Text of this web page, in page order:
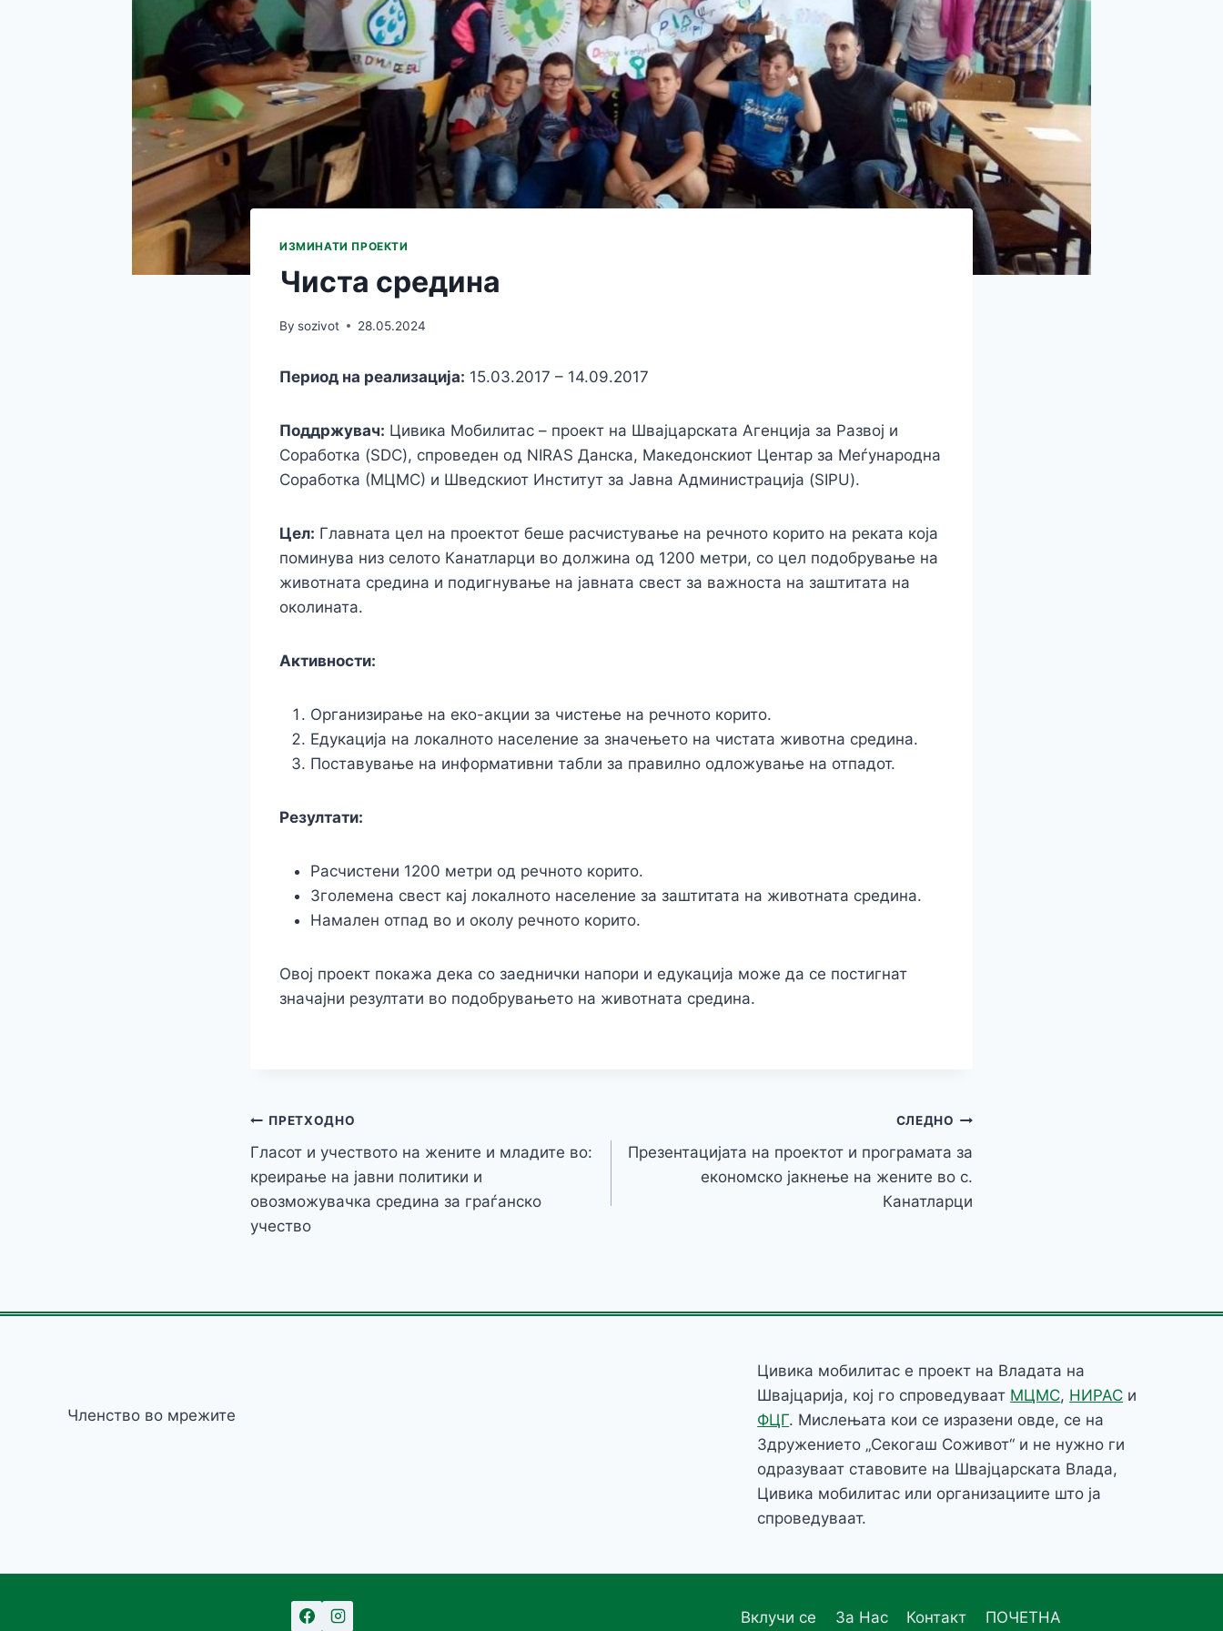
ИЗМИНАТИ ПРОЕКТИ
Чиста средина
By sozivot 28.05.2024
Период на реализација: 15.03.2017 – 14.09.2017
Поддржувач: Цивика Мобилитас – проект на Швајцарската Агенција за Развој и
Соработка (SDC), спроведен од NIRAS Данска, Македонскиот Центар за Меѓународна
Соработка (МЦМС) и Шведскиот Институт за Јавна Администрација (SIPU).
Цел: Главната цел на проектот беше расчистување на речното корито на реката која
поминува низ селото Канатларци во должина од 1200 метри, со цел подобрување на
животната средина и подигнување на јавната свест за важноста на заштитата на
околината.
Активности:
Организирање на еко-акции за чистење на речното корито.
Едукација на локалното население за значењето на чистата животна средина.
Поставување на информативни табли за правилно одложување на отпадот.
Резултати:
Расчистени 1200 метри од речното корито.
Зголемена свест кај локалното население за заштитата на животната средина.
Намален отпад во и околу речното корито.
Овој проект покажа дека со заеднички напори и едукација може да се постигнат
значајни резултати во подобрувањето на животната средина.
Навигација
на
напис
ПРЕТХОДНО
Гласот и учеството на жените и младите во:
креирање на јавни политики и
овозможувачка средина за граѓанско
учество
СЛЕДНО
Презентацијата на проектот и програмата за
економско јакнење на жените во с.
Канатларци
Членство во мрежите
Цивика мобилитас е проект на Владата на
Швајцарија, кој го спроведуваат МЦМС, НИРАС и
ФЦГ. Мислењата кои се изразени овде, се на
Здружението „Секогаш Соживот“ и не нужно ги
одразуваат ставовите на Швајцарската Влада,
Цивика мобилитас или организациите што ја
спроведуваат.
Вклучи се За Нас Контакт ПОЧЕТНА